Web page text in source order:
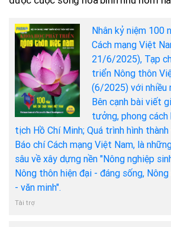
Nhân kỷ niệm 100
Cách mạng Việt
21/6/2025), Tạp
triển Nông thôn
(6/2025) với nhiều
Bên cạnh bài viết
tưởng, phong cách
tịch Hồ Chí Minh; Quá trình hình
Báo chí Cách mạng Việt Nam, là
sâu về xây dựng nền "Nông nghiệp
Nông thôn hiện đại - đáng sống,
- văn minh".
Tài trợ